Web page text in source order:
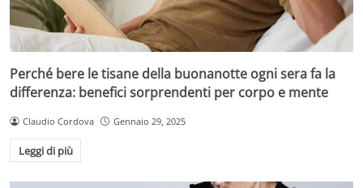
Perché bere le tisane della buonanotte ogni sera fa la
differenza: benefici sorprendenti per corpo e mente
Claudio Cordova Gennaio 29, 2025
Leggi di più